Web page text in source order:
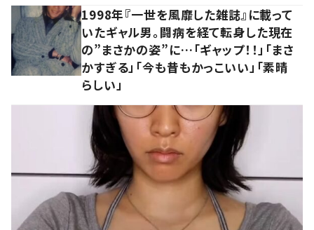
1998年『一世を風靡した雑誌』に載って
いたギャル男。闘病を経て転身した現在
の”まさかの姿”に…「ギャップ！！」「まさ
かすぎる」「今も昔もかっこいい」「素晴
らしい」